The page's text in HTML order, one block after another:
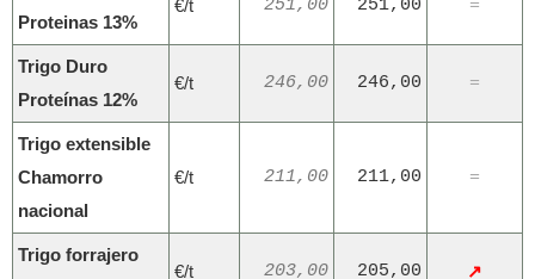
Proteinas 13%
€/t 251,00 251,00 =
Trigo Duro
Proteínas 12%
€/t 246,00 246,00 =
Trigo extensible
Chamorro
nacional
€/t 211,00 211,00 =
Trigo forrajero
€/t 203,00 205,00 ↗